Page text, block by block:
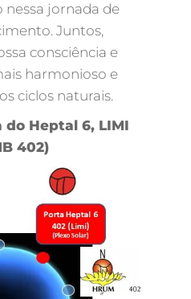
nessa jornada de
Juntos,
consciência e
harmonioso e
ciclos naturais.
Heptal 6, LIMI
402)